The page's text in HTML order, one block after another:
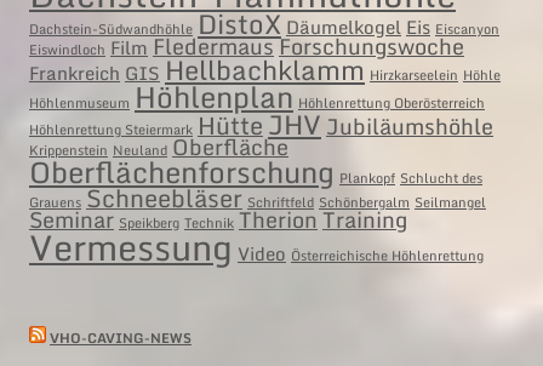
Dachstein-Südwandhöhle DistoX Däumelkogel Eis Eiscanyon
Eiswindloch Film FledermausForschungswoche
Frankreich GIS Hellbachklamm Hirzkarseelein Höhle
Höhlenmuseum Höhlenplan Höhlenrettung Oberösterreich
Höhlenrettung Steiermark HütteJHVJubiläumshöhle
Krippenstein Neuland Oberfläche
Oberflächenforschung Plankopf Schlucht des
Grauens Schneebläser Schriftfeld Schönbergalm Seilmangel
Seminar Speikberg Technik TherionTraining
Vermessung Video Österreichische Höhlenrettung
VHO-CAVING-NEWS